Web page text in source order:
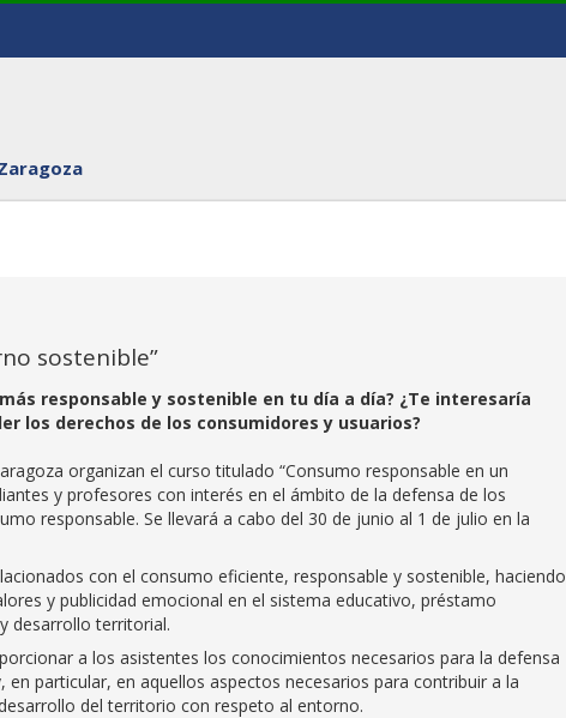
sostenible”
responsable y sostenible en tu día a día? ¿Te interesaría
los derechos de los consumidores y usuarios?
organizan el curso titulado “Consumo responsable en un
y profesores con interés en el ámbito de la defensa de los
responsable. Se llevará a cabo del 30 de junio al 1 de julio en la
con el consumo eficiente, responsable y sostenible, haciendo
y publicidad emocional en el sistema educativo, préstamo
desarrollo territorial.
a los asistentes los conocimientos necesarios para la defensa
particular, en aquellos aspectos necesarios para contribuir a la
del territorio con respeto al entorno.